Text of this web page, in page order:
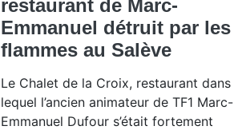
restaurant de Marc-
Emmanuel détruit par les
flammes au Salève
Le Chalet de la Croix, restaurant dans
lequel l’ancien animateur de TF1 Marc-
Emmanuel Dufour s’était fortement